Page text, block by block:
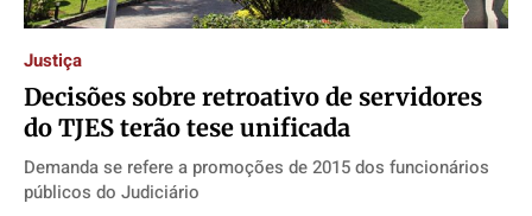
Justiça
Decisões sobre retroativo de servidores
do TJES terão tese unificada
Demanda se refere a promoções de 2015 dos funcionários
públicos do Judiciário